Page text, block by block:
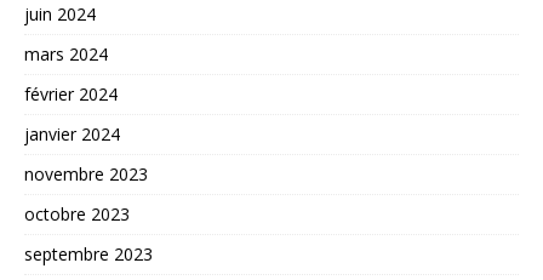
juin 2024
mars 2024
février 2024
janvier 2024
novembre 2023
octobre 2023
septembre 2023